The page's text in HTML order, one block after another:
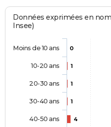
Données exprimées en
Insee)
0
1
1
1
4
Moins de 10 ans
10-20 ans
20-30 ans
30-40 ans
40-50 ans